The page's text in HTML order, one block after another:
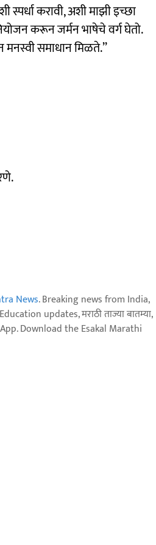
स्पर्धा करावी, अशी माझी इच्छा
करून जर्मन भाषेचे वर्ग घेतो.
समाधान मिळते.’’
News. Breaking news from India,
updates, मराठी ताज्या बातम्या,
App. Download the Esakal Marathi